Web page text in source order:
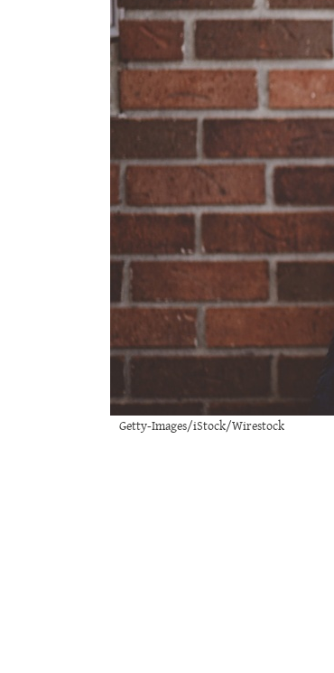
Getty-Images/iStock/Wirestock